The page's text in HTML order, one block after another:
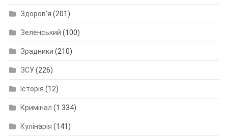
Здоров'я (201)
Зеленський (100)
Зрадники (210)
ЗСУ(226)
Історія (12)
Кримінал (1 334)
Кулінарія (141)